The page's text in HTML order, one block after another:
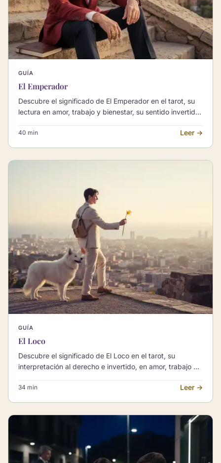
GUÍA
El Emperador
Descubre el significado de El Emperador en el tarot, su
lectura en amor, trabajo y bienestar, su sentido invertido
40 min Leer →
GUÍA
El Loco
Descubre el significado de El Loco en el tarot, su
interpretación al derecho e invertido, en amor, trabajo y
34 min Leer →